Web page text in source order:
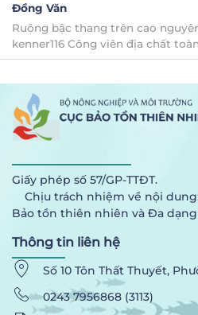
Đồng Văn
Ruộng bậc thang trên cao
kenner116 Công viên địa chất
đá Đồng Văn (được công nhận
Giấy phép số 57/GP-TTĐT.
Chịu trách nhiệm về nội
Bảo tồn thiên nhiên và Đa
Thông tin liên hệ
Số 10 Tôn Thất Thuyết,
0243 7956868 (3113)